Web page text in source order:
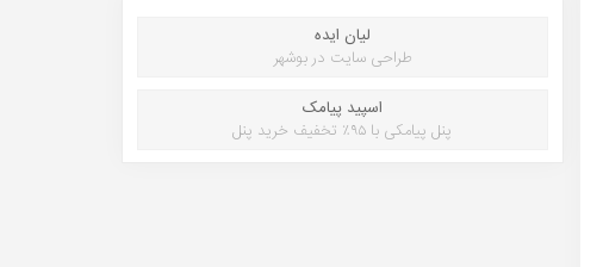
لیان ایده
طراحی سایت در بوشهر
اسپید پیامک
پنل پیامکی با ۹۵٪ تخفیف خرید پنل